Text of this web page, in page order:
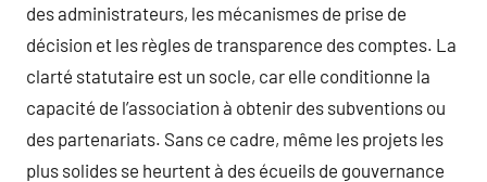
des administrateurs, les mécanismes de prise de
décision et les règles de transparence des comptes. La
clarté statutaire est un socle, car elle conditionne la
capacité de l’association à obtenir des subventions ou
des partenariats. Sans ce cadre, même les projets les
plus solides se heurtent à des écueils de gouvernance